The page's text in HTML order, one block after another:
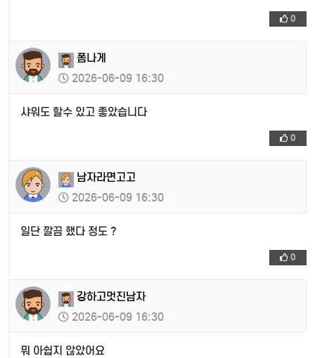
0
폼나게
2026-06-09 16:30
샤워도 할수 있고 좋았습니다
0
남자라면고고
2026-06-09 16:30
일단 깔끔 했다 정도 ?
0
강하고멋진남자
2026-06-09 16:30
뭐 아쉽지 않았어요